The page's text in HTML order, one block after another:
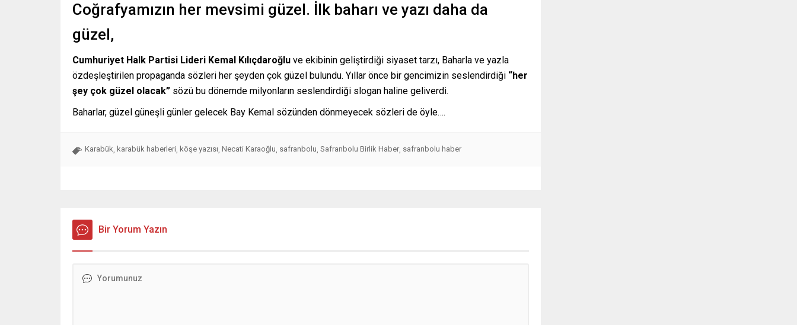
Coğrafyamızın her mevsimi güzel. İlk baharı ve yazı daha da
güzel,
Cumhuriyet Halk Partisi Lideri Kemal Kılıçdaroğlu ve ekibinin geliştirdiği siyaset tarzı, Baharla ve yazla
özdeşleştirilen propaganda sözleri her şeyden çok güzel bulundu. Yıllar önce bir gencimizin seslendirdiği “her
şey çok güzel olacak” sözü bu dönemde milyonların seslendirdiği slogan haline geliverdi.
Baharlar, güzel güneşli günler gelecek Bay Kemal sözünden dönmeyecek sözleri de öyle….
Karabük, karabük haberleri, köşe yazısı, Necati Karaoğlu, safranbolu, Safranbolu Birlik Haber, safranbolu haber
Bir Yorum Yazın